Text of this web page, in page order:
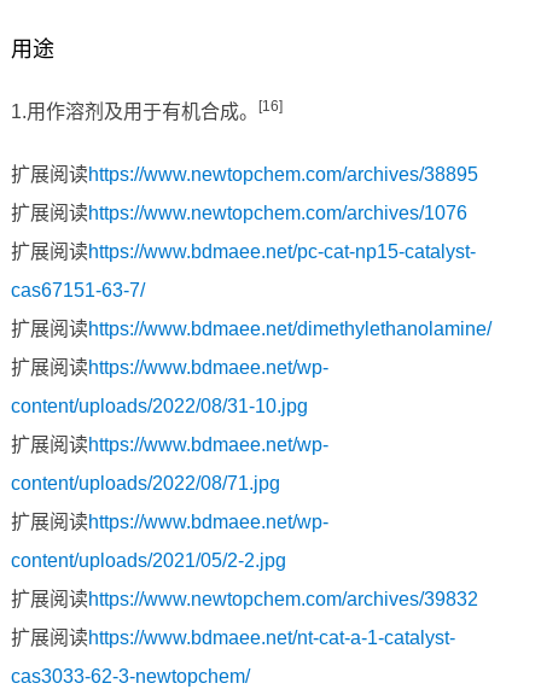
用途
1.用作溶剂及用于有机合成。 [16]
扩展阅读https://www.newtopchem.com/archives/38895
扩展阅读https://www.newtopchem.com/archives/1076
扩展阅读https://www.bdmaee.net/pc-cat-np15-catalyst-
cas67151-63-7/
扩展阅读https://www.bdmaee.net/dimethylethanolamine/
扩展阅读https://www.bdmaee.net/wp-
content/uploads/2022/08/31-10.jpg
扩展阅读https://www.bdmaee.net/wp-
content/uploads/2022/08/71.jpg
扩展阅读https://www.bdmaee.net/wp-
content/uploads/2021/05/2-2.jpg
扩展阅读https://www.newtopchem.com/archives/39832
扩展阅读https://www.bdmaee.net/nt-cat-a-1-catalyst-
cas3033-62-3-newtopchem/